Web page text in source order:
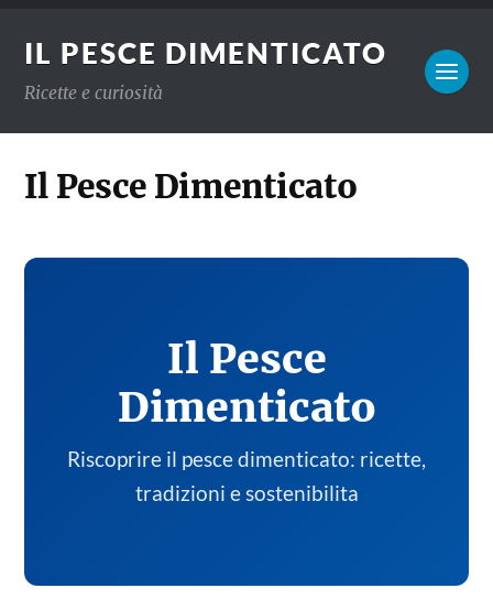
IL PESCE DIMENTICATO
Ricette e curiosità
Il Pesce Dimenticato
Il Pesce
Dimenticato
Riscoprire il pesce dimenticato: ricette,
tradizioni e sostenibilita